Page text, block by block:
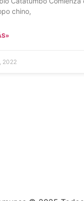
chino,
2022